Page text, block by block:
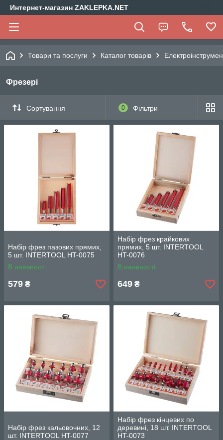
Интернет-магазин ZAKLEPKA.NET
Товари та послуги Каталог товарів
Фрезері
Сортування 0 Фільтри
Набір фрез пазових прямих,
5 шт. INTERTOOL HT-0075
В наявності
579 ₴
Набір фрез крайкових
прямих, 5 шт. INTERTOOL
HT-0076
В наявності
649 ₴
Набір фрез кальовочних, 12
шт. INTERTOOL HT-0077
Набір фрез кінцевих по
деревині, 18 шт. INTERTOOL
HT-0073